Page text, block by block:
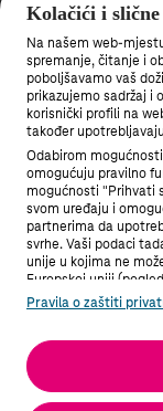
Kolačići i
Na našem web-
spremanje, čitanje i
poboljšavamo vaš
prikazujemo sadržaj i
korisnički profili na
također
Odabirom
omogućuju pravilno
mogućnosti "Prihvati
svom uređaju i
partnerima da
svrhe. Vaši podaci
unije u kojima ne
Europskoj uniji
zaštiti podataka).
bilo kojem trenutku
Više informacija
Popisu partnera.
Pravila o zaštiti
Veleprodaja
Što je 5G mreža?
Gašenje 3G mreže
Među prvima
Prijavite se na
Preuzmite Moj